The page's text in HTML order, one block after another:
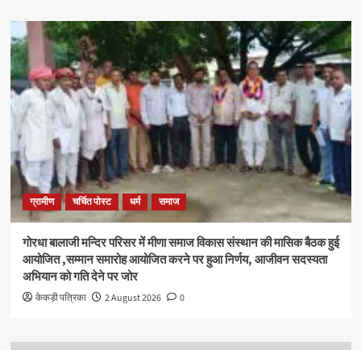
ग्रामीण चर्चित पोस्ट धर्म समाज
गोरधा बालाजी मन्दिर परिसर में मीणा समाज विकास संस्थान की मासिक बैठक हुई
आयोजित ,सम्मान समारोह आयोजित करने पर हुआ निर्णय, आजीवन सदस्यता
अभियान को गति देने पर जोर
केकड़ी पत्रिका 2 August 2026 0